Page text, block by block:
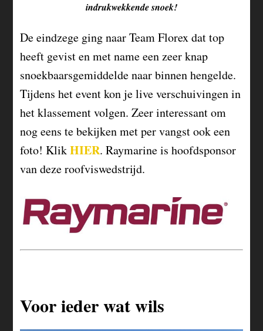
indrukwekkende snoek!
De eindzege ging naar Team Florex dat top
heeft gevist en met name een zeer knap
snoekbaarsgemiddelde naar binnen hengelde.
Tijdens het event kon je live verschuivingen in
het klassement volgen. Zeer interessant om
nog eens te bekijken met per vangst ook een
foto! KlikHIER. Raymarine is hoofdsponsor
van deze roofviswedstrijd.
Voor ieder wat wils